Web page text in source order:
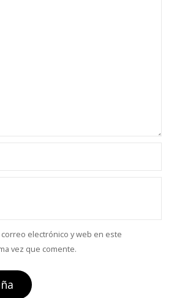
electrónico y web en este
vez que comente.